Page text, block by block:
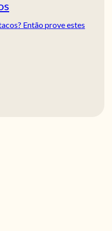
Então prove estes